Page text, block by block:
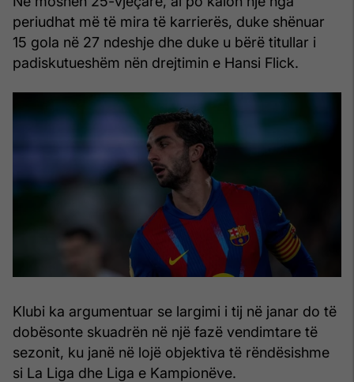
periudhat më të mira të karrierës, duke shënuar
15 gola në 27 ndeshje dhe duke u bërë titullar i
padiskutueshëm nën drejtimin e Hansi Flick.
Klubi ka argumentuar se largimi i tij në janar do të
dobësonte skuadrën në një fazë vendimtare të
sezonit, ku janë në lojë objektiva të rëndësishme
si La Liga dhe Liga e Kampionëve.